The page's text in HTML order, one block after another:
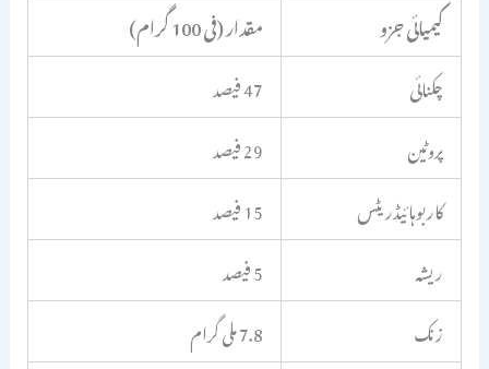
کیمیائی جزو
مقدار (فی 100 گرام)
چکنائی
47 فیصد
پروٹین
29 فیصد
کاربوہائیڈریٹس
15 فیصد
ریشہ
5 فیصد
زنک
7.8 ملی گرام